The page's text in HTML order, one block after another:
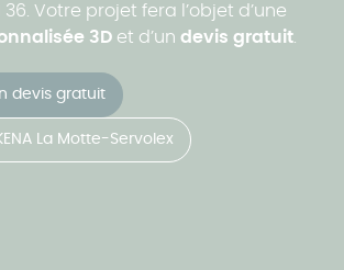
36. Votre projet fera l’objet d’une
3D et d’un devis gratuit.
devis gratuit
La Motte-Servolex